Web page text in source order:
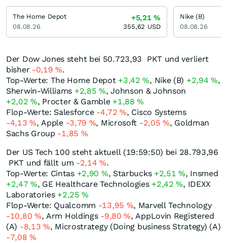
Der Dow Jones steht bei 50.723,93 PKTund verliert
bisher -0,19%.
Top-Werte: The Home Depot +3,42%, Nike (B) +2,94%,
Sherwin-Williams +2,85%, Johnson & Johnson
+2,02%, Procter & Gamble +1,88%
Flop-Werte: Salesforce -4,72%, Cisco Systems
-4,13%, Apple -3,79 %, Microsoft -2,05%, Goldman
Sachs Group -1,85 %
Der US Tech 100 steht aktuell (19:59:50) bei 28.793,96
PKT und fällt um -2,14%.
Top-Werte: Cintas +2,90 %, Starbucks +2,51%, Insmed
+2,47%, GE Healthcare Technologies +2,42%, IDEXX
Laboratories +2,25%
Flop-Werte: Qualcomm -13,95 %, Marvell Technology
-10,80 %, Arm Holdings -9,80%, AppLovin Registered
(A) -8,13%, Microstrategy (Doing business Strategy) (A)
-7,08%
The Home Depot
08.08.26
+5,21%
355,62 USD
Nike (B)
08.08.26